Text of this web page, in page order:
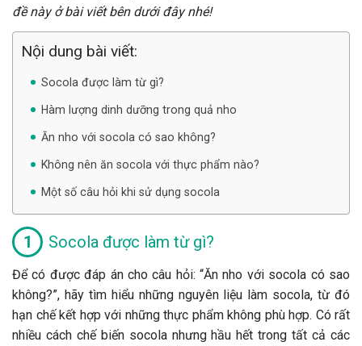
đề này ở bài viết bên dưới đây nhé!
Nội dung bài viết:
Socola được làm từ gì?
Hàm lượng dinh dưỡng trong quả nho
Ăn nho với socola có sao không?
Không nên ăn socola với thực phẩm nào?
Một số câu hỏi khi sử dụng socola
Socola được làm từ gì?
Để có được đáp án cho câu hỏi: “Ăn nho với socola có sao
không?”, hãy tìm hiểu những nguyên liệu làm socola, từ đó
hạn chế kết hợp với những thực phẩm không phù hợp. Có rất
nhiều cách chế biến socola nhưng hầu hết trong tất cả các